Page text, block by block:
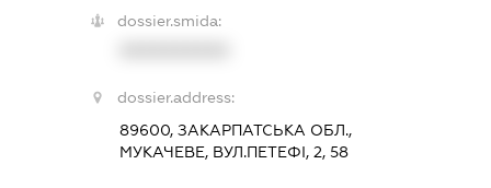
dossier.smida:
dossier.address:
89600, ЗАКАРПАТСЬКА ОБЛ.,
МУКАЧЕВЕ, ВУЛ.ПЕТЕФІ, 2, 58